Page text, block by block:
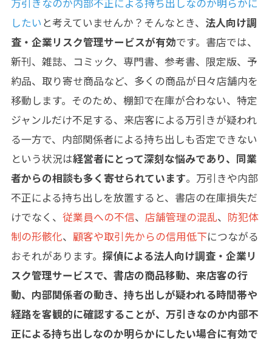
万引きなのか内部不正による持ち出しなのか明らかに
したい と考えていませんか？そんなとき、 法人向け調
査・企業リスク管理サービスが有効です。書店では、
新刊、雑誌、コミック、専門書、参考書、限定版、予
約品、取り寄せ商品など、多くの商品が日々店舗内を
移動します。そのため、棚卸で在庫が合わない、特定
ジャンルだけ不足する、来店客による万引きが疑われ
る一方で、内部関係者による持ち出しも否定できない
という状況は経営者にとって深刻な悩みであり、同業
者からの相談も多く寄せられています。万引きや内部
不正による持ち出しを放置すると、書店の在庫損失だ
けでなく、 従業員への不信、 店舗管理の混乱、 防犯体
制の形骸化、 顧客や取引先からの信用低下につながる
おそれがあります。 探偵による法人向け調査・企業リ
スク管理サービスで、書店の商品移動、来店客の行
動、内部関係者の動き、持ち出しが疑われる時間帯や
経路を客観的に確認することが、万引きなのか内部不
正による持ち出しなのか明らかにしたい場合に有効で